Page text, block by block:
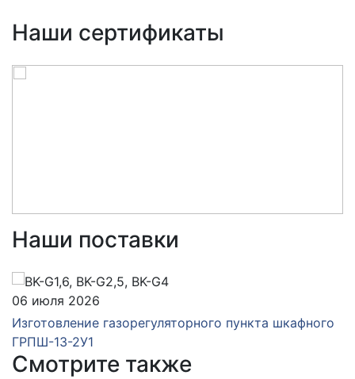
Наши сертификаты
Наши поставки
06 июля 2026
Изготовление газорегуляторного пункта шкафного
ГРПШ-13-2У1
Смотрите также